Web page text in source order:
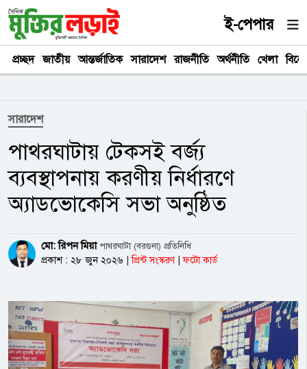
ই-পেপার
প্রচ্ছদ জাতীয় আন্তর্জাতিক সারাদেশ রাজনীতি অর্থনীতি খেলা
সারাদেশ
পাথরঘাটায় টেকসই বর্জ্য
ব্যবস্থাপনায় করণীয় নির্ধারণে
অ্যাডভোকেসি সভা অনুষ্ঠিত
মো: রিপন মিয়াপাথরঘাটা (বরগুনা) প্রতিনিধি
প্রকাশ : ২৮ জুন ২০২৬
প্রিন্ট সংস্করণ ফটো কার্ড